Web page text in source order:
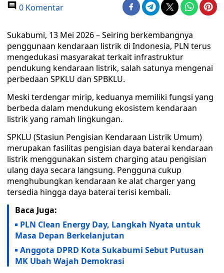
0 Komentar
Sukabumi, 13 Mei 2026 – Seiring berkembangnya
penggunaan kendaraan listrik di Indonesia, PLN terus
mengedukasi masyarakat terkait infrastruktur
pendukung kendaraan listrik, salah satunya mengenai
perbedaan SPKLU dan SPBKLU.
Meski terdengar mirip, keduanya memiliki fungsi yang
berbeda dalam mendukung ekosistem kendaraan
listrik yang ramah lingkungan.
SPKLU (Stasiun Pengisian Kendaraan Listrik Umum)
merupakan fasilitas pengisian daya baterai kendaraan
listrik menggunakan sistem charging atau pengisian
ulang daya secara langsung. Pengguna cukup
menghubungkan kendaraan ke alat charger yang
tersedia hingga daya baterai terisi kembali.
Baca Juga:
PLN Clean Energy Day, Langkah Nyata untuk
Masa Depan Berkelanjutan
Anggota DPRD Kota Sukabumi Sebut Putusan
MK Ubah Wajah Demokrasi